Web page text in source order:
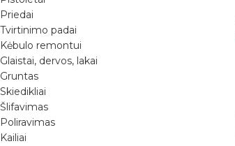
Priedai
Tvirtinimo padai
Kėbulo remontui
Glaistai, dervos, lakai
Gruntas
Skiedikliai
Šlifavimas
Poliravimas
Kailiai